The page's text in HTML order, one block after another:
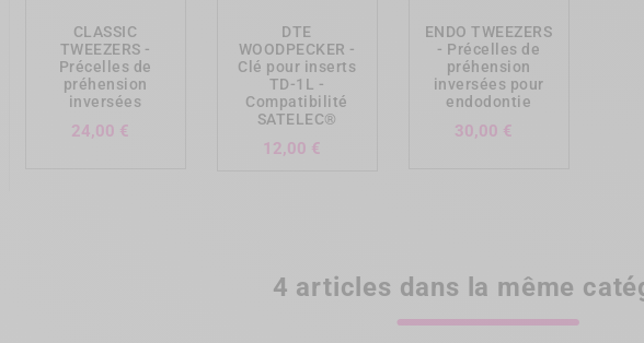
CLASSIC
TWEEZERS -
Précelles de
préhension
inversées
24,00 €
DTE
WOODPECKER -
Clé pour inserts
TD-1L -
Compatibilité
SATELEC®
12,00 €
ENDO TWEEZERS
- Précelles de
préhension
inversées pour
endodontie
30,00 €
4 articles dans la même